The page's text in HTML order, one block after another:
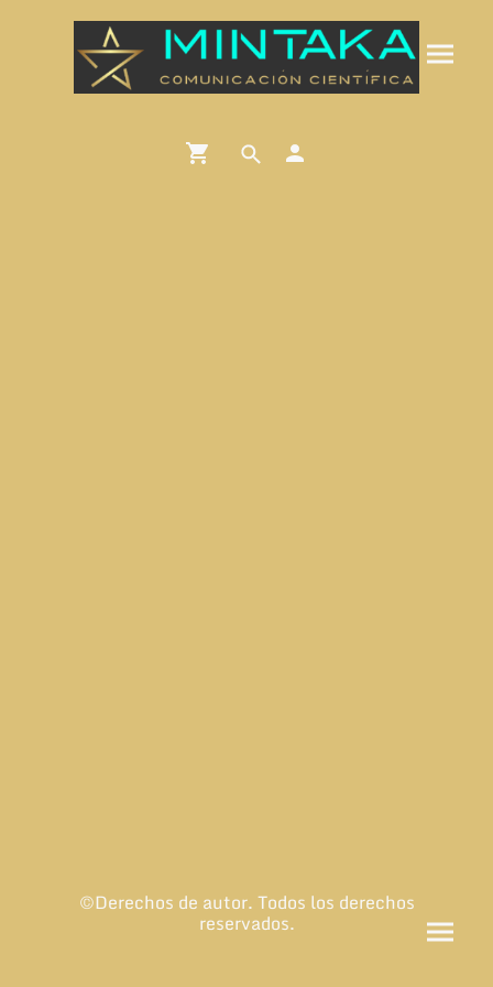
©Derechos de autor. Todos los derechos
reservados.